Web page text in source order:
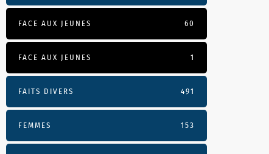
FACE AUX JEUNES 60
FACE AUX JEUNES 1
FAITS DIVERS 491
FEMMES 153